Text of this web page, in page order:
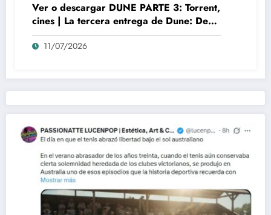
Ver o descargar DUNE PARTE 3: Torrent,
cines | La tercera entrega de Dune: Denis
Villeneuve y el auge del nuevo misticismo
cinematográfico
11/07/2026